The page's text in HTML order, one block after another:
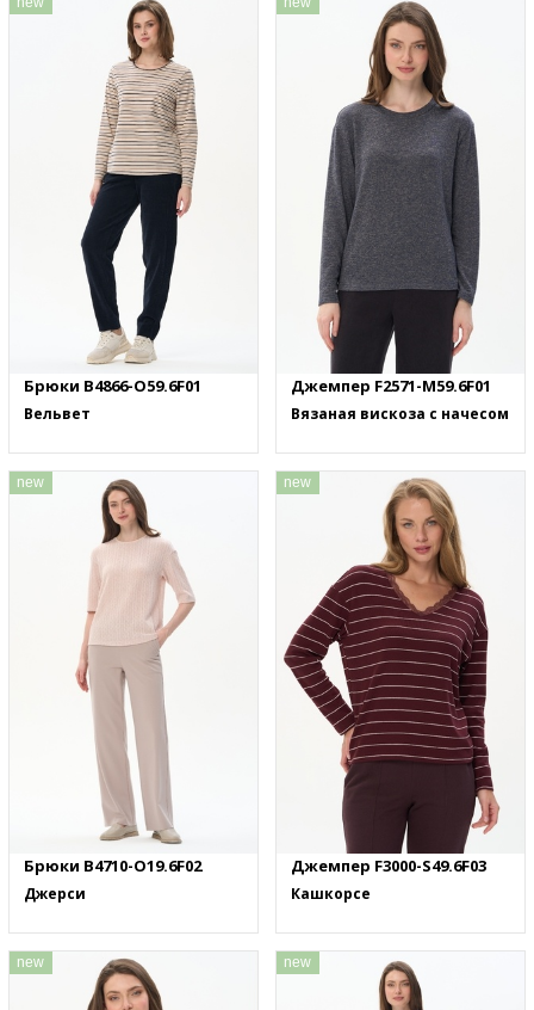
Брюки B4866-O59.6F01
Вельвет
Джемпер F2571-M59.6F01
Вязаная вискоза с начесом
new
Брюки B4710-O19.6F02
Джерси
new
Джемпер F3000-S49.6F03
Кашкорсе
new new